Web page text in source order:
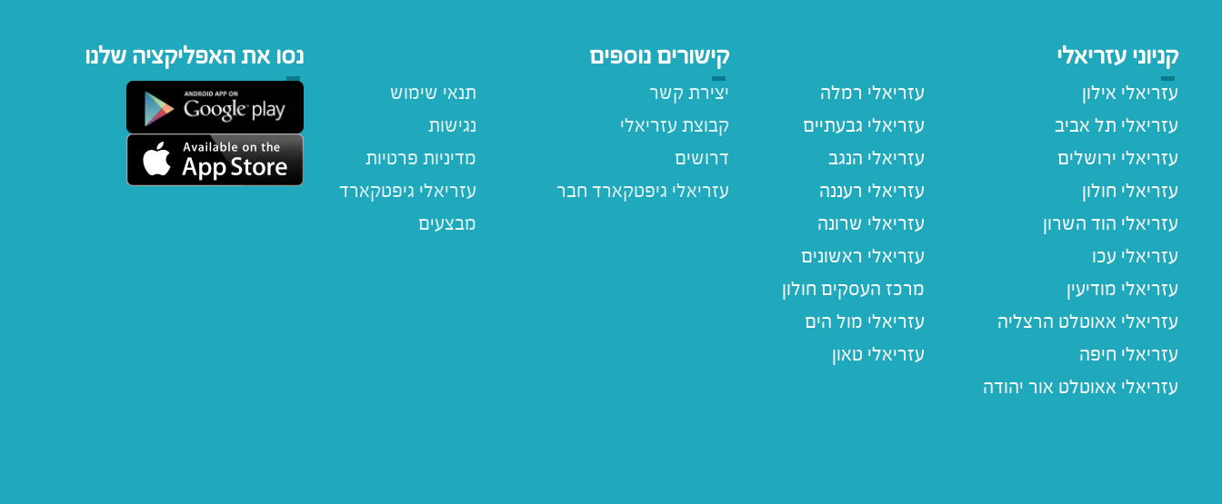
קניוני עזריאלי
עזריאלי אילון
עזריאלי תל אביב
עזריאלי ירושלים
עזריאלי חולון
עזריאלי הוד השרון
עזריאלי עכו
עזריאלי מודיעין
עזריאלי אאוטלט הרצליה
עזריאלי חיפה
עזריאלי אאוטלט אור יהודה
עזריאלי רמלה
עזריאלי גבעתיים
עזריאלי הנגב
עזריאלי רעננה
עזריאלי שרונה
עזריאלי ראשונים
מרכז העסקים חולון
עזריאלי מול הים
עזריאלי טאון
קישורים נוספים
תנאי שימוש
נגישות
מדיניות פרטיות
עזריאלי גיפטקארד
מבצעים
יצירת קשר
קבוצת עזריאלי
דרושים
נסו את האפליקציה שלנו